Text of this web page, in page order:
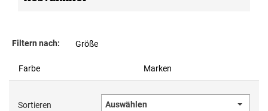
Filtern nach: Größe
Farbe Marken
Sortieren Auswählen